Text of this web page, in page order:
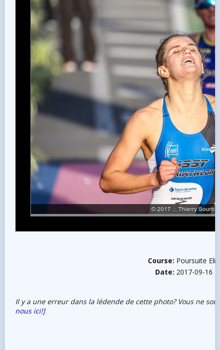
Course: Poursuite
Date: 2017-09-16
Il y a une erreur dans la lédende de cette photo? Vous ne
nous ici!]